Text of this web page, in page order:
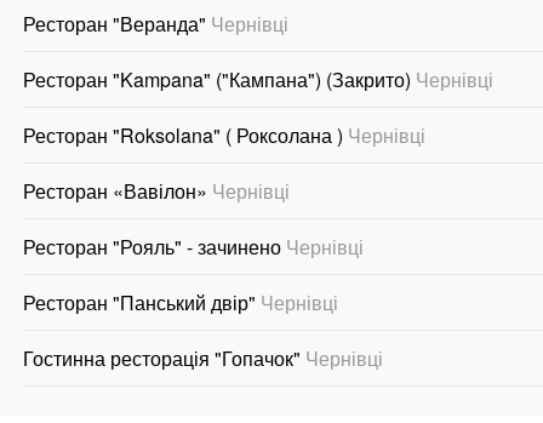
Ресторан "Веранда" Чернівці
Ресторан "Kampana" ("Кампана") (Закрито) Чернівці
Ресторан "Roksolana" ( Роксолана ) Чернівці
Ресторан «Вавілон» Чернівці
Ресторан "Рояль" - зачинено Чернівці
Ресторан "Панський двір" Чернівці
Гостинна ресторація "Гопачок" Чернівці